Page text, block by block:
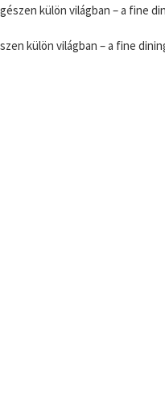
külön világban – a fine